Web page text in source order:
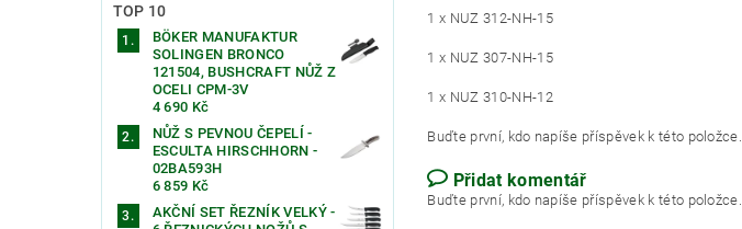
TOP 10
BÖKER MANUFAKTUR
SOLINGEN BRONCO
121504, BUSHCRAFT NŮŽ Z
OCELI CPM-3V
4 690 Kč
NŮŽ S PEVNOU ČEPELÍ -
ESCULTA HIRSCHHORN -
02BA593H
6 859 Kč
AKČNÍ SET ŘEZNÍK VELKÝ -
1 x NUZ 312-NH-15
1 x NUZ 307-NH-15
1 x NUZ 310-NH-12
Buďte první, kdo napíše příspěvek k této položce.
Přidat komentář
Buďte první, kdo napíše příspěvek k této položce.